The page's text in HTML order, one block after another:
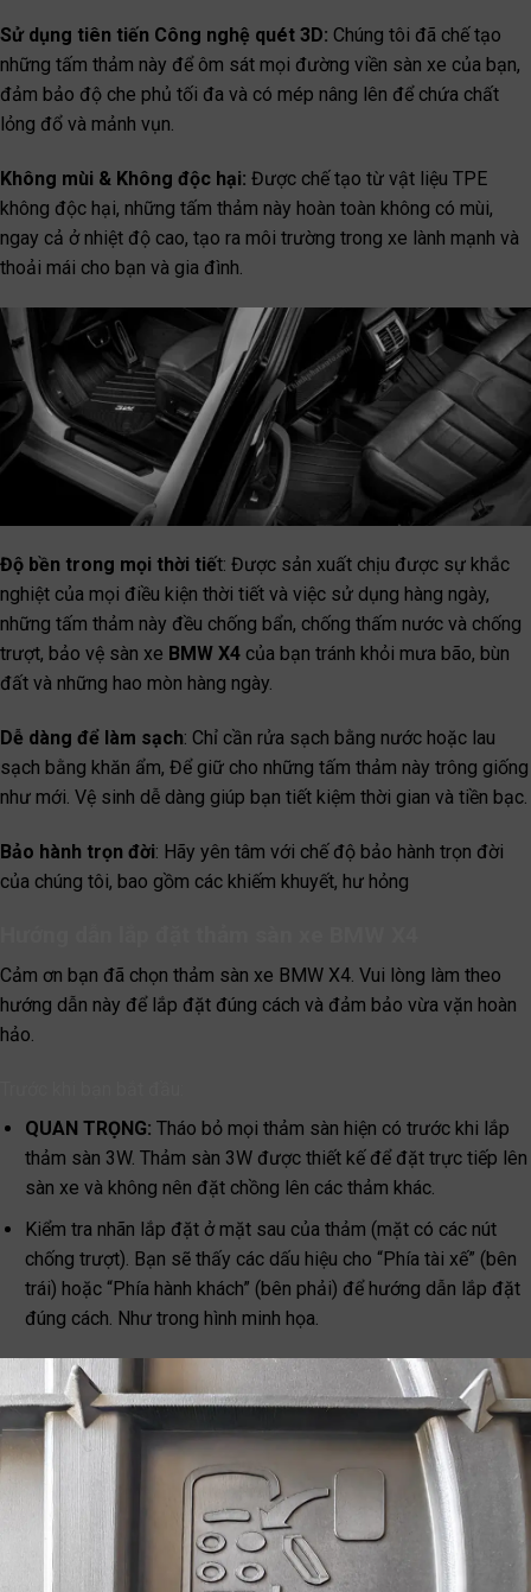
Sử dụng tiên tiến Công nghệ quét 3D: Chúng tôi đã chế tạo
những tấm thảm này để ôm sát mọi đường viền sàn xe của bạn,
đảm bảo độ che phủ tối đa và có mép nâng lên để chứa chất
lỏng đổ và mảnh vụn.
Không mùi & Không độc hại: Được chế tạo từ vật liệu TPE
không độc hại, những tấm thảm này hoàn toàn không có mùi,
ngay cả ở nhiệt độ cao, tạo ra môi trường trong xe lành mạnh và
thoải mái cho bạn và gia đình.
Độ bền trong mọi thời tiết: Được sản xuất chịu được sự khắc
nghiệt của mọi điều kiện thời tiết và việc sử dụng hàng ngày,
những tấm thảm này đều chống bẩn, chống thấm nước và chống
trượt, bảo vệ sàn xe BMW X4 của bạn tránh khỏi mưa bão, bùn
đất và những hao mòn hàng ngày.
Dễ dàng để làm sạch: Chỉ cần rửa sạch bằng nước hoặc lau
sạch bằng khăn ẩm, Để giữ cho những tấm thảm này trông giống
như mới. Vệ sinh dễ dàng giúp bạn tiết kiệm thời gian và tiền bạc.
Bảo hành trọn đời: Hãy yên tâm với chế độ bảo hành trọn đời
của chúng tôi, bao gồm các khiếm khuyết, hư hỏng
Cảm ơn bạn đã chọn thảm sàn xe BMW X4. Vui lòng làm theo
hướng dẫn này để lắp đặt đúng cách và đảm bảo vừa vặn hoàn
hảo.
QUAN TRỌNG: Tháo bỏ mọi thảm sàn hiện có trước khi lắp
thảm sàn 3W. Thảm sàn 3W được thiết kế để đặt trực tiếp lên
sàn xe và không nên đặt chồng lên các thảm khác.
Kiểm tra nhãn lắp đặt ở mặt sau của thảm (mặt có các nút
chống trượt). Bạn sẽ thấy các dấu hiệu cho “Phía tài xế” (bên
trái) hoặc “Phía hành khách” (bên phải) để hướng dẫn lắp đặt
đúng cách. Như trong hình minh họa.